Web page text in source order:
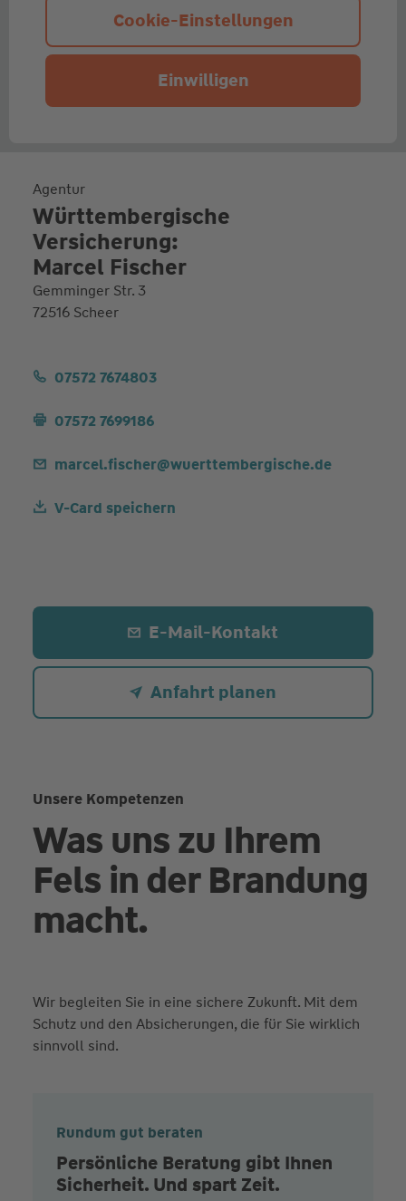
Cookie-Einstellungen
Einwilligen
Agentur
Württembergische
Versicherung:
Marcel Fischer
Gemminger Str. 3
72516 Scheer
07572 7674803
07572 7699186
marcel.fischer@wuerttembergische.de
V-Card speichern
E-Mail-Kontakt
Anfahrt planen
Unsere Kompetenzen
Was uns zu Ihrem
Fels in der Brandung
macht.
Wir begleiten Sie in eine sichere Zukunft. Mit dem
Schutz und den Absicherungen, die für Sie wirklich
sinnvoll sind.
Rundum gut beraten
Persönliche Beratung gibt Ihnen
Sicherheit. Und spart Zeit.